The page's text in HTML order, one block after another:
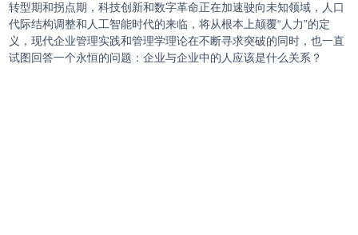
转型期和拐点期，科技创新和数字革命正在加速驶向未知领域，人口
代际结构调整和人工智能时代的来临，将从根本上颠覆“人力”的定
义，现代企业管理实践和管理学理论在不断寻求突破的同时，也一直
试图回答一个永恒的问题：企业与企业中的人应该是什么关系？